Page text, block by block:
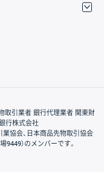
取引業者 銀行代理業者 関東財
行株式会社
業協会、日本商品先物取引協会
）のメンバーです。